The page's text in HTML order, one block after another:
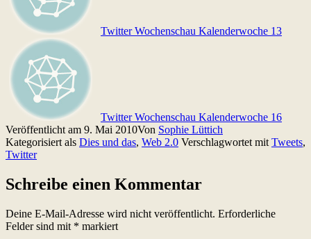
Twitter Wochenschau Kalenderwoche 13
Twitter Wochenschau Kalenderwoche 16
Veröffentlicht am 9. Mai 2010Von Sophie Lüttich
Kategorisiert als Dies und das, Web 2.0 Verschlagwortet mit Tweets,
Twitter
Schreibe einen Kommentar
Deine E-Mail-Adresse wird nicht veröffentlicht. Erforderliche
Felder sind mit * markiert